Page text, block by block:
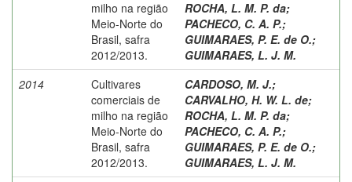
milho na região
Meio-Norte do
Brasil, safra
2012/2013.
ROCHA, L. M. P. da;
PACHECO, C. A. P.;
GUIMARAES, P. E. de O.;
GUIMARAES, L. J. M.
2014
Cultivares
comerciais de
milho na região
Meio-Norte do
Brasil, safra
2012/2013.
CARDOSO, M. J.;
CARVALHO, H. W. L. de;
ROCHA, L. M. P. da;
PACHECO, C. A. P.;
GUIMARAES, P. E. de O.;
GUIMARAES, L. J. M.